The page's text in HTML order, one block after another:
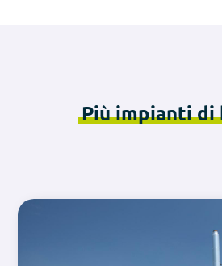
Più impianti di